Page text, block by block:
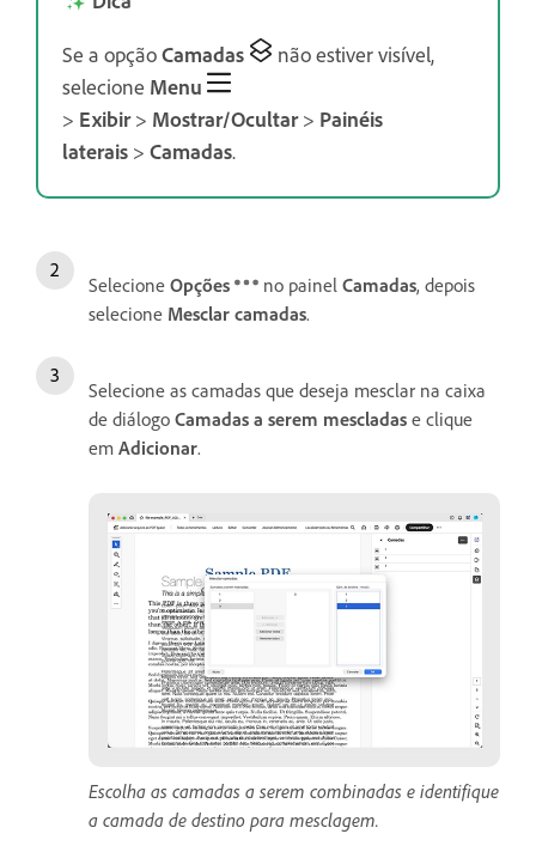
Se a opçãoCamadas
não estiver visível,
selecione Menu
> Exibir> Mostrar/Ocultar> Painéis
laterais > Camadas.
Selecione Opções no painel Camadas, depois
selecione Mesclar camadas.
Selecione as camadas que deseja mesclar na caixa
de diálogo Camadas a serem mescladas e clique
em Adicionar.
Escolha as camadas a serem combinadas e identifique
a camada de destino para mesclagem.